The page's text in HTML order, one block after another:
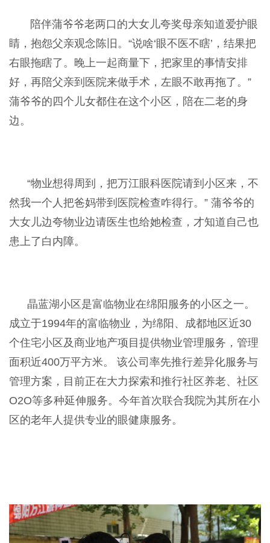
陪伴蒲爷爷老两口的大女儿夸奖母亲知道爱护眼
睛，抱怨父亲观念陈旧。“说啥‘眼不医不瞎’，结果把
右眼拖瞎了。晚上一起商量下，把家里的事情安排
好，再陪父亲到医院来做手术，左眼不敢再拖了。”
蒲爷爷的四个儿女都住在这个小区，陪在二老的身
边。
“物业想得周到，把万江眼科医院请到小区来，不
然我一个人把爸妈带到医院检查咋得行。” 蒲爷爷的
大女儿边夸物业边请医生也给她检查，才知道自己也
患上了白内障。
晶蓝湖小区是富临物业在绵阳服务的小区之一。
成立于1994年的富临物业，为绵阳、成都地区近30
个住宅小区及商业地产项目提供物业管理服务，管理
面积近400万平方米。 该公司率先推行差异化服务与
管理方案，目前正在大力探索和推行社区养老、社区
O2O等多种延伸服务。今年首次联合我院为其所在小
区的老年人提供专业的眼健康服务。